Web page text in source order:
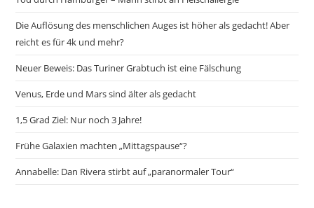
Die Auflösung des menschlichen Auges ist höher als gedacht! Aber
reicht es für 4k und mehr?
Neuer Beweis: Das Turiner Grabtuch ist eine Fälschung
Venus, Erde und Mars sind älter als gedacht
1,5 Grad Ziel: Nur noch 3 Jahre!
Frühe Galaxien machten „Mittagspause“?
Annabelle: Dan Rivera stirbt auf „paranormaler Tour“